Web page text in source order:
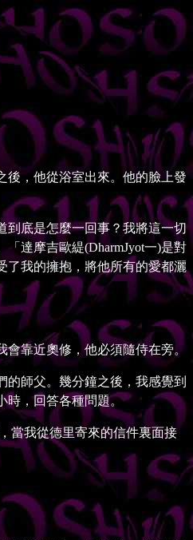
，他從浴室出來。他的臉上發
底是怎麼一回事？我將這一切
達摩吉歐緹(DharmJyot一)是對
了我的擁抱，將他所有的愛都灑
靠近奧修，他必須隨侍在旁。
師父。幾分鐘之後，我感覺到
時，回答各種問題。
當我從德里寄來的信件裏面接